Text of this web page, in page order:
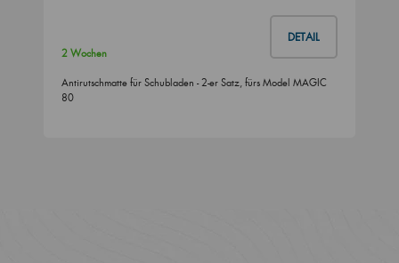
DETAIL
2 Wochen
Antirutschmatte für Schubladen - 2-er Satz, fürs Model MAGIC
80